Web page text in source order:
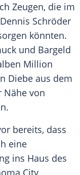
Zeugen, die im
Dennis Schröder
könnten.
und Bargeld
Million
Diebe aus dem
Nähe von
bereits, dass
eine
ins Haus des